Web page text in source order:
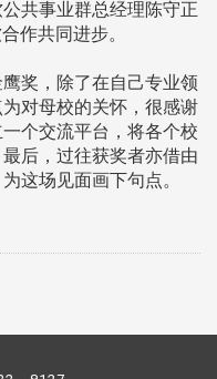
共事业群总经理陈守正
作共同进步。
奖，除了在自己专业领
对母校的关怀，很感谢
个交流平台，将各个校
后，过往获奖者亦借由
这场见面画下句点。